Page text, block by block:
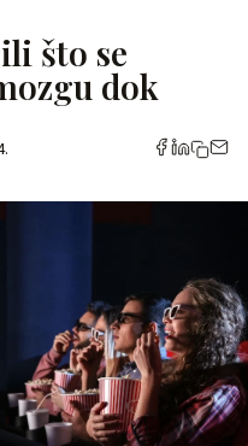
što se
dok